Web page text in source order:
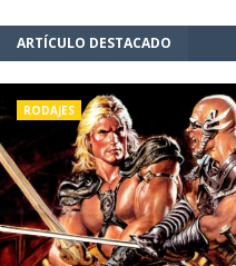
ARTÍCULO DESTACADO
RODAJES